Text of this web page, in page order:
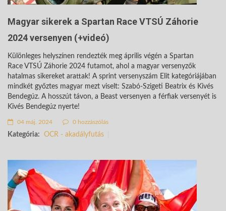
Magyar sikerek a Spartan Race VTSÚ Záhorie
2024 versenyen (+videó)
Különleges helyszínen rendezték meg április végén a Spartan
Race VTSÚ Záhorie 2024 futamot, ahol a magyar versenyzők
hatalmas sikereket arattak! A sprint versenyszám Elit kategóriájában
mindkét győztes magyar mezt viselt: Szabó-Szigeti Beatrix és Kivés
Bendegúz. A hosszút távon, a Beast versenyen a férfiak versenyét is
Kivés Bendegúz nyerte!
04 máj. 2024 0 hozzászólás
Kategória: OCR - akadályfutás